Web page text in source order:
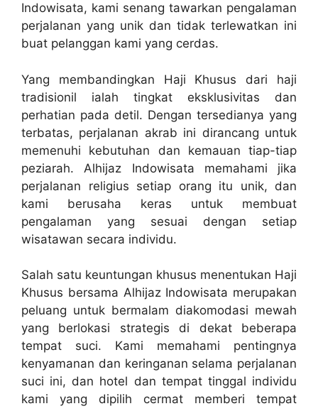
Indowisata, kami senang tawarkan pengalaman
perjalanan yang unik dan tidak terlewatkan ini
buat pelanggan kami yang cerdas.
Yang membandingkan Haji Khusus dari haji
tradisionil ialah tingkat eksklusivitas dan
perhatian pada detil. Dengan tersedianya yang
terbatas, perjalanan akrab ini dirancang untuk
memenuhi kebutuhan dan kemauan tiap-tiap
peziarah. Alhijaz Indowisata memahami jika
perjalanan religius setiap orang itu unik, dan
kami berusaha keras untuk membuat
pengalaman yang sesuai dengan setiap
wisatawan secara individu.
Salah satu keuntungan khusus menentukan Haji
Khusus bersama Alhijaz Indowisata merupakan
peluang untuk bermalam diakomodasi mewah
yang berlokasi strategis di dekat beberapa
tempat suci. Kami memahami pentingnya
kenyamanan dan keringanan selama perjalanan
suci ini, dan hotel dan tempat tinggal individu
kami yang dipilih cermat memberi tempat